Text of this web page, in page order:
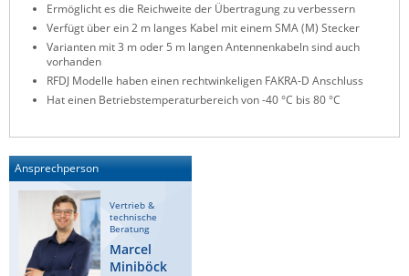
TEKTELIC
Teltonika
Unwired Networks
Vision
Westermo
Yuasa
ZPE Systems
Ermöglicht es die Reichweite der Übertragung zu verbessern
Verfügt über ein 2 m langes Kabel mit einem SMA (M) Stecker
Varianten mit 3 m oder 5 m langen Antennenkabeln sind auch
vorhanden
RFDJ Modelle haben einen rechtwinkeligen FAKRA-D Anschluss
Hat einen Betriebstemperaturbereich von -40 °C bis 80 °C
Ansprechperson
Vertrieb &
technische
Beratung
Marcel
Miniböck